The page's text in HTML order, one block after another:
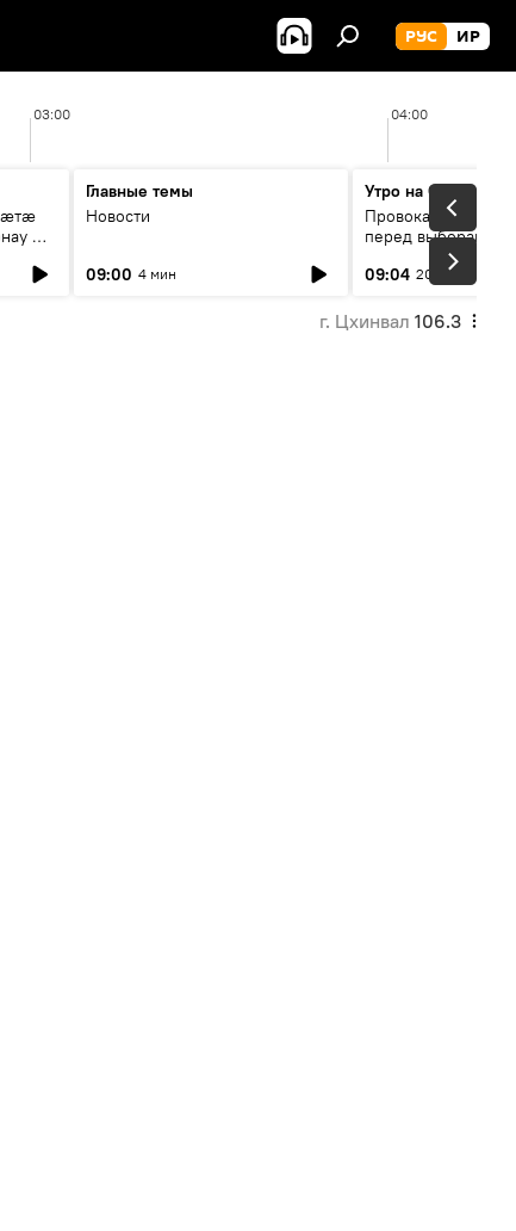
РУС ИР
03:00 04:00
æй
Главные темы
Новости
09:00 4 мин
Утро на Спутнике
Провокации со
перед выборами в
09:04 20 мин
г. Цхинвал 106.3